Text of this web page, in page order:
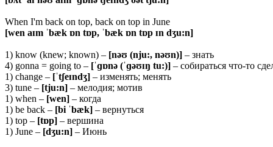
When I'm back on top, back on top in June
[wen aɪm ˈbæk ɒn tɒp, ˈbæk ɒn tɒp ɪn dʒu:n]
1) know (knew; known) – [nəʊ (nju:, nəʊn)] – знать
4) gonna = going to – [ˈɡɒnə (ˈɡəʊɪŋ tu:)] – собираться что-то
1) change – [ˈtʃeɪndʒ] – изменять; менять
3) tune – [tju:n] – мелодия; мотив
1) when – [wen] – когда
1) be back – [bi ˈbæk] – вернуться
1) top – [tɒp] – вершина
1) June – [dʒu:n] – Июнь